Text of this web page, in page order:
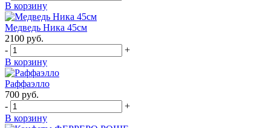
В корзину
Медведь Ника 45см
2100 руб.
-
+
В корзину
Раффаэлло
700 руб.
-
+
В корзину